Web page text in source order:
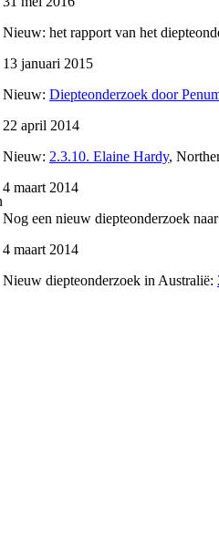
Nieuw: het rapport van het
13 januari 2015
Nieuw: Diepteonderzoek door
22 april 2014
Nieuw: 2.3.10. Elaine Hardy,
4 maart 2014
Nog een nieuw diepteonderzoek
4 maart 2014
Nieuw diepteonderzoek in Australië: